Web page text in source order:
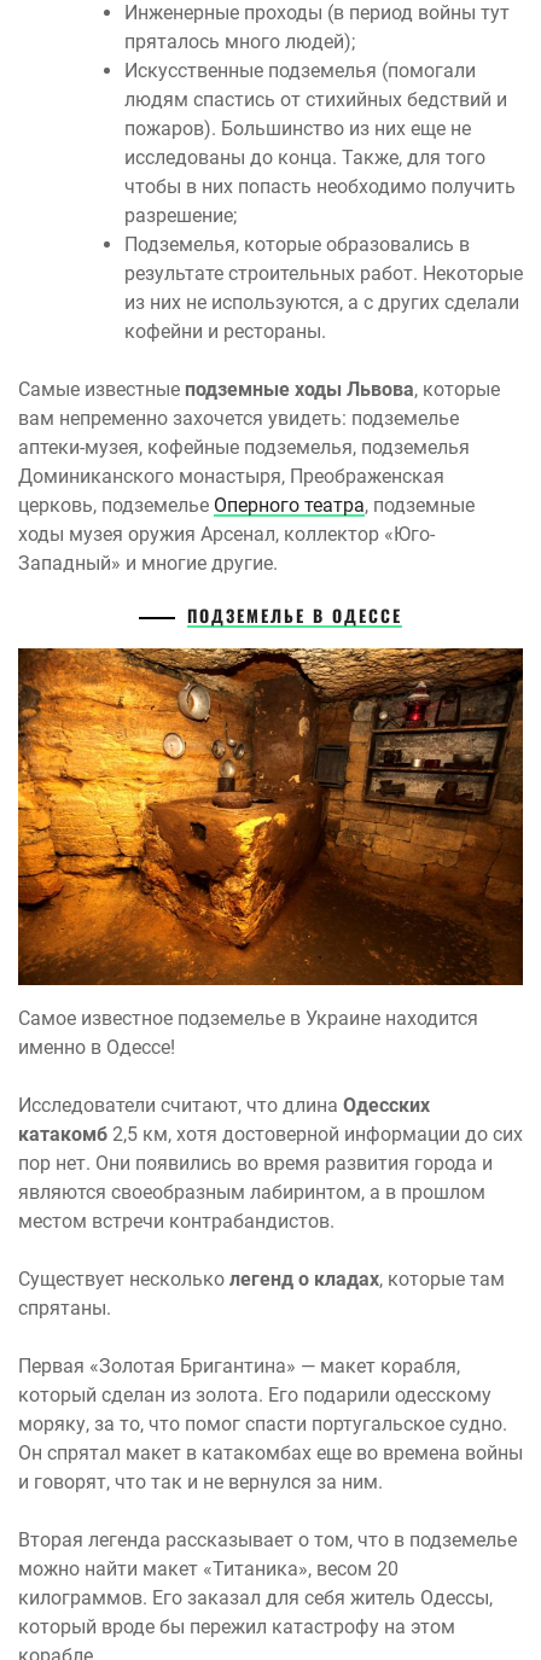
Инженерные проходы (в период войны тут
пряталось много людей);
Искусственные подземелья (помогали
людям спастись от стихийных бедствий и
пожаров). Большинство из них еще не
исследованы до конца. Также, для того
чтобы в них попасть необходимо получить
разрешение;
Подземелья, которые образовались в
результате строительных работ. Некоторые
из них не используются, а с других сделали
кофейни и рестораны.
Самые известные подземные ходы Львова, которые
вам непременно захочется увидеть: подземелье
аптеки-музея, кофейные подземелья, подземелья
Доминиканского монастыря, Преображенская
церковь, подземелье Оперного театра, подземные
ходы музея оружия Арсенал, коллектор «Юго-
Западный» и многие другие.
ПОДЗЕМЕЛЬЕ В ОДЕССЕ
Самое известное подземелье в Украине находится
именно в Одессе!
Исследователи считают, что длина Одесских
катакомб 2,5 км, хотя достоверной информации до сих
пор нет. Они появились во время развития города и
являются своеобразным лабиринтом, а в прошлом
местом встречи контрабандистов.
Существует несколько легенд о кладах, которые там
спрятаны.
Первая «Золотая Бригантина» — макет корабля,
который сделан из золота. Его подарили одесскому
моряку, за то, что помог спасти португальское судно.
Он спрятал макет в катакомбах еще во времена войны
и говорят, что так и не вернулся за ним.
Вторая легенда рассказывает о том, что в подземелье
можно найти макет «Титаника», весом 20
килограммов. Его заказал для себя житель Одессы,
который вроде бы пережил катастрофу на этом
корабле.